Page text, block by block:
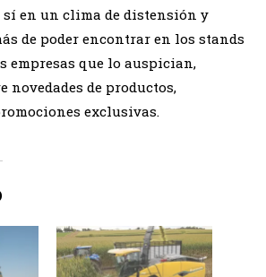
en un clima de distensión y
de poder encontrar en los stands
empresas que lo auspician,
novedades de productos,
exclusivas.